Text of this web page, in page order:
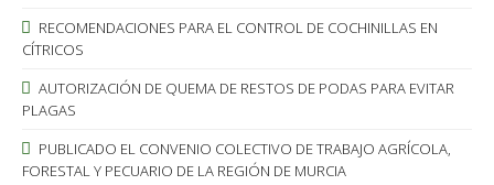
RECOMENDACIONES PARA EL CONTROL DE COCHINILLAS EN
CÍTRICOS
AUTORIZACIÓN DE QUEMA DE RESTOS DE PODAS PARA EVITAR
PLAGAS
PUBLICADO EL CONVENIO COLECTIVO DE TRABAJO AGRÍCOLA,
FORESTAL Y PECUARIO DE LA REGIÓN DE MURCIA